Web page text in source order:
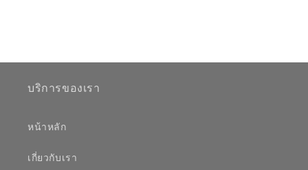
บริการของเรา
หน้าหลัก
เกี่ยวกับเรา